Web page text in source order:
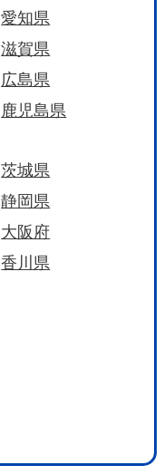
愛知県
滋賀県
広島県
鹿児島県
茨城県
静岡県
大阪府
香川県